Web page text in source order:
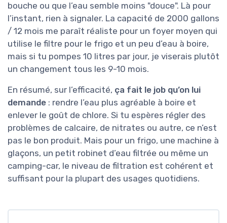
bouche ou que l’eau semble moins "douce". Là pour
l’instant, rien à signaler. La capacité de 2000 gallons
/ 12 mois me paraît réaliste pour un foyer moyen qui
utilise le filtre pour le frigo et un peu d’eau à boire,
mais si tu pompes 10 litres par jour, je viserais plutôt
un changement tous les 9-10 mois.
En résumé, sur l’efficacité, ça fait le job qu’on lui
demande : rendre l’eau plus agréable à boire et
enlever le goût de chlore. Si tu espères régler des
problèmes de calcaire, de nitrates ou autre, ce n’est
pas le bon produit. Mais pour un frigo, une machine à
glaçons, un petit robinet d’eau filtrée ou même un
camping-car, le niveau de filtration est cohérent et
suffisant pour la plupart des usages quotidiens.